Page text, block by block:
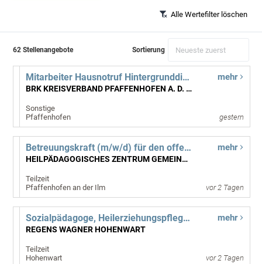
Alle Wertefilter löschen
62 Stellenangebote Sortierung
Mitarbeiter Hausnotruf Hintergrunddienst m/w/d
BRK KREISVERBAND PFAFFENHOFEN A. D. ILM
Sonstige
Pfaffenhofen
mehr
gestern
Betreuungskraft (m/w/d) für den offenen Ganztag
HEILPÄDAGOGISCHES ZENTRUM GEMEINNÜTZIGE GMBH
Teilzeit
Pfaffenhofen an der Ilm
mehr
vor 2 Tagen
Sozialpädagoge, Heilerziehungspfleger (m/w/d)
REGENS WAGNER HOHENWART
Teilzeit
Hohenwart
mehr
vor 2 Tagen